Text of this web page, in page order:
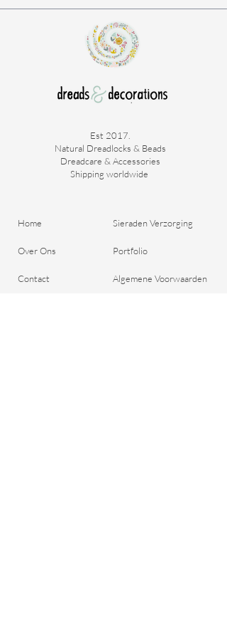
Est 2017.
Natural Dreadlocks & Beads
Dreadcare & Accessories
Shipping worldwide ​
Home
Over Ons
Contact
Sieraden Verzorging
Portfolio
Algemene Voorwaarden